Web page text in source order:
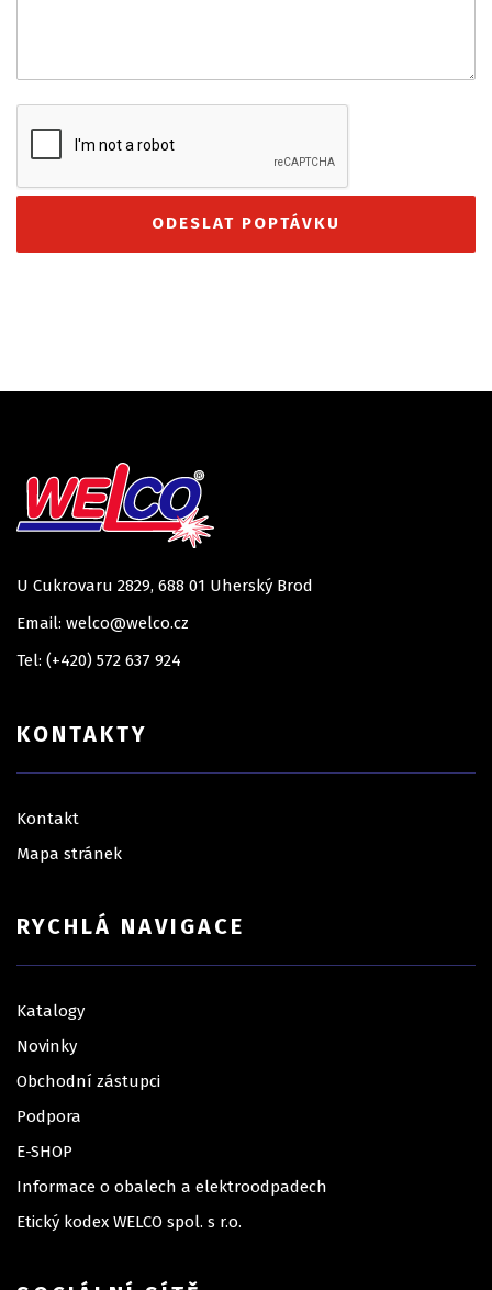
U Cukrovaru 2829, 688 01 Uherský Brod
Email: welco@welco.cz
Tel: (+420) 572 637 924
KONTAKTY
Kontakt
Mapa stránek
RYCHLÁ NAVIGACE
Katalogy
Novinky
Obchodní zástupci
Podpora
E-SHOP
Informace o obalech a elektroodpadech
Etický kodex WELCO spol. s r.o.